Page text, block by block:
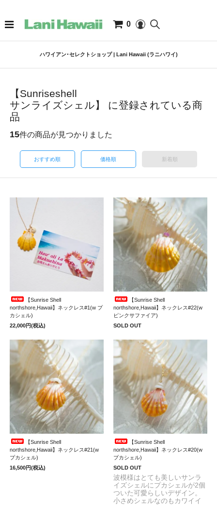
0
ハワイアン･セレクトショップ | Lani Hawaii (ラニハワイ)
【Sunriseshell
サンライズシェル】 に登録されている商
品
15件の商品が見つかりました
おすすめ順 価格順 新着順
【Sunrise Shell
northshore,Hawaii】ネックレス#1(w プ
カシェル)
22,000円(税込)
【Sunrise Shell
northshore,Hawaii】ネックレス#22(w
ピンクサファイア)
SOLD OUT
【Sunrise Shell
northshore,Hawaii】ネックレス#21(w
プカシェル)
16,500円(税込)
【Sunrise Shell
northshore,Hawaii】ネックレス#20(w
プカシェル)
SOLD OUT
波模様はとても美しいサンラ
イズシェルにプカシェルが2個
ついた可愛らしいデザイン。
小さめシェルなのもカワイイ